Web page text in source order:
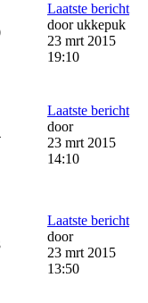
Laatste bericht
doorukkepuk
23 mrt 2015
19:10
Laatste bericht
door
23 mrt 2015
14:10
Laatste bericht
door
23 mrt 2015
13:50